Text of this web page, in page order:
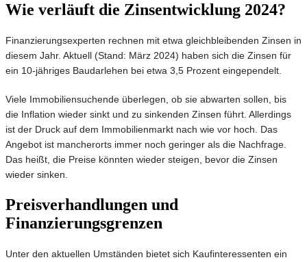
Wie verläuft die Zinsentwicklung 2024?
Finanzierungsexperten rechnen mit etwa gleichbleibenden Zinsen in
diesem Jahr. Aktuell (Stand: März 2024) haben sich die Zinsen für
ein 10-jähriges Baudarlehen bei etwa 3,5 Prozent eingependelt.
Viele Immobiliensuchende überlegen, ob sie abwarten sollen, bis
die Inflation wieder sinkt und zu sinkenden Zinsen führt. Allerdings
ist der Druck auf dem Immobilienmarkt nach wie vor hoch. Das
Angebot ist mancherorts immer noch geringer als die Nachfrage.
Das heißt, die Preise könnten wieder steigen, bevor die Zinsen
wieder sinken.
Preisverhandlungen und
Finanzierungsgrenzen
Unter den aktuellen Umständen bietet sich Kaufinteressenten ein